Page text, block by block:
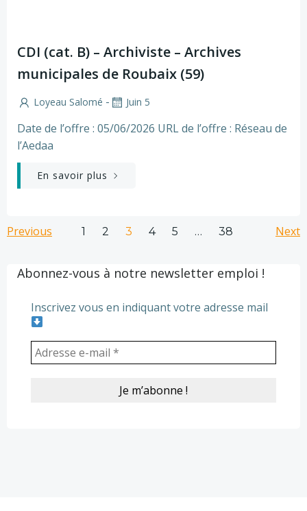
CDI (cat. B) – Archiviste – Archives
municipales de Roubaix (59)
Loyeau Salomé - Juin 5
Date de l’offre : 05/06/2026 URL de l’offre : Réseau de
l’Aedaa
En savoir plus
Posts
navigation
Previous
Posts
navigation
Page
1 Page
2 Page
3 Page
4 Page
5 … Page
38 Next
Abonnez-vous à notre newsletter emploi !
Inscrivez vous en indiquant votre adresse mail